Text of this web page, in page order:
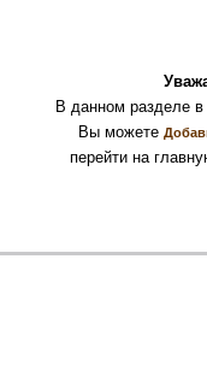
В данном разделе
Вы можете
перейти на